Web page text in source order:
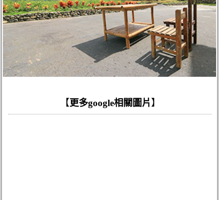
【 更多google相關圖片 】